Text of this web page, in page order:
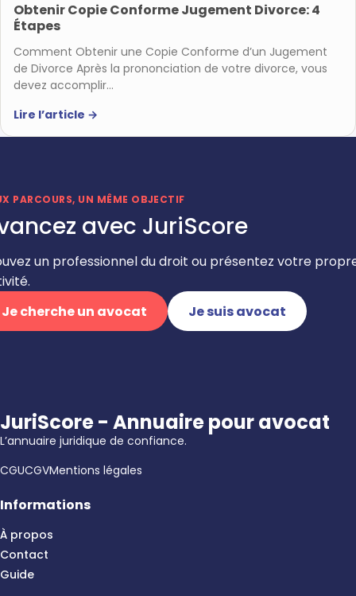
Obtenir Copie Conforme Jugement Divorce: 4
Étapes
Comment Obtenir une Copie Conforme d’un Jugement
de Divorce Après la prononciation de votre divorce, vous
devez accomplir…
Lire l’article →
PARCOURS, UN MÊME OBJECTIF
avec JuriScore
un professionnel du droit ou présentez votre
Je cherche un avocat
Je suis avocat
JuriScore - Annuaire pour avocat
L’annuaire juridique de confiance.
CGUCGVMentions légales
Informations
À propos
Contact
Guide